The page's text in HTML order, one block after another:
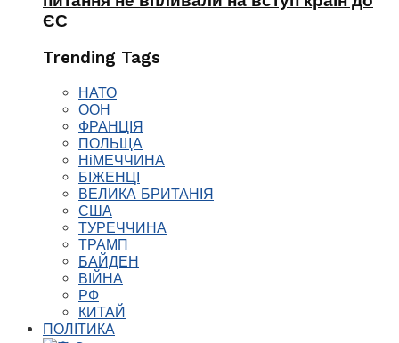
ЄС
Trending Tags
НАТО
ООН
ФРАНЦІЯ
ПОЛЬЩА
НіМЕЧЧИНА
БІЖЕНЦІ
ВЕЛИКА БРИТАНІЯ
США
ТУРЕЧЧИНА
ТРАМП
БАЙДЕН
ВІЙНА
РФ
КИТАЙ
ПОЛІТИКА